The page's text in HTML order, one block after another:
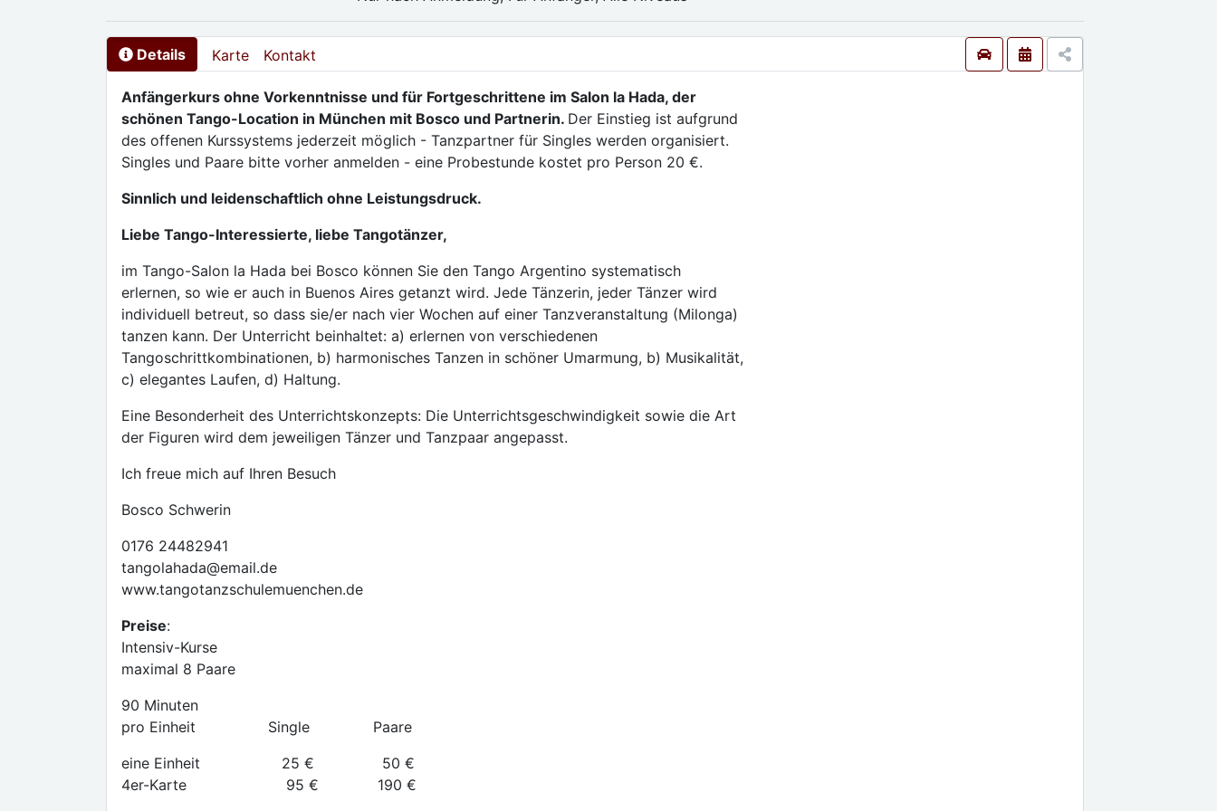
Details Karte Kontakt
Anfängerkurs ohne Vorkenntnisse und für Fortgeschrittene im Salon la Hada, der
schönen Tango-Location in München mit Bosco und Partnerin. Der Einstieg ist aufgrund
des offenen Kurssystems jederzeit möglich - Tanzpartner für Singles werden organisiert.
Singles und Paare bitte vorher anmelden - eine Probestunde kostet pro Person 20 €.
Sinnlich und leidenschaftlich ohne Leistungsdruck.
Liebe Tango-Interessierte, liebe Tangotänzer,
im Tango-Salon la Hada bei Bosco können Sie den Tango Argentino systematisch
erlernen, so wie er auch in Buenos Aires getanzt wird. Jede Tänzerin, jeder Tänzer wird
individuell betreut, so dass sie/er nach vier Wochen auf einer Tanzveranstaltung (Milonga)
tanzen kann. Der Unterricht beinhaltet: a) erlernen von verschiedenen
Tangoschrittkombinationen, b) harmonisches Tanzen in schöner Umarmung, b) Musikalität,
c) elegantes Laufen, d) Haltung.
Eine Besonderheit des Unterrichtskonzepts: Die Unterrichtsgeschwindigkeit sowie die Art
der Figuren wird dem jeweiligen Tänzer und Tanzpaar angepasst.
Ich freue mich auf Ihren Besuch
Bosco Schwerin
0176 24482941
tangolahada@email.de
www.tangotanzschulemuenchen.de
Preise:
Intensiv-Kurse
maximal 8 Paare
90 Minuten
pro Einheit Single Paare
eine Einheit 25 € 50 €
4er-Karte 95 € 190 €